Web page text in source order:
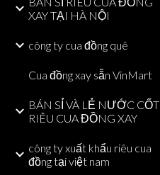
XAY TẠI HÀ NỘI
công ty cua đồng quê
Cua đồng xay sẵn VinMart
BÁN SỈ VÀ LẺ NƯỚC CỐT
RIÊU CUA ĐỒNG XAY
công ty xuất khẩu riêu cua
đồng tại việt nam